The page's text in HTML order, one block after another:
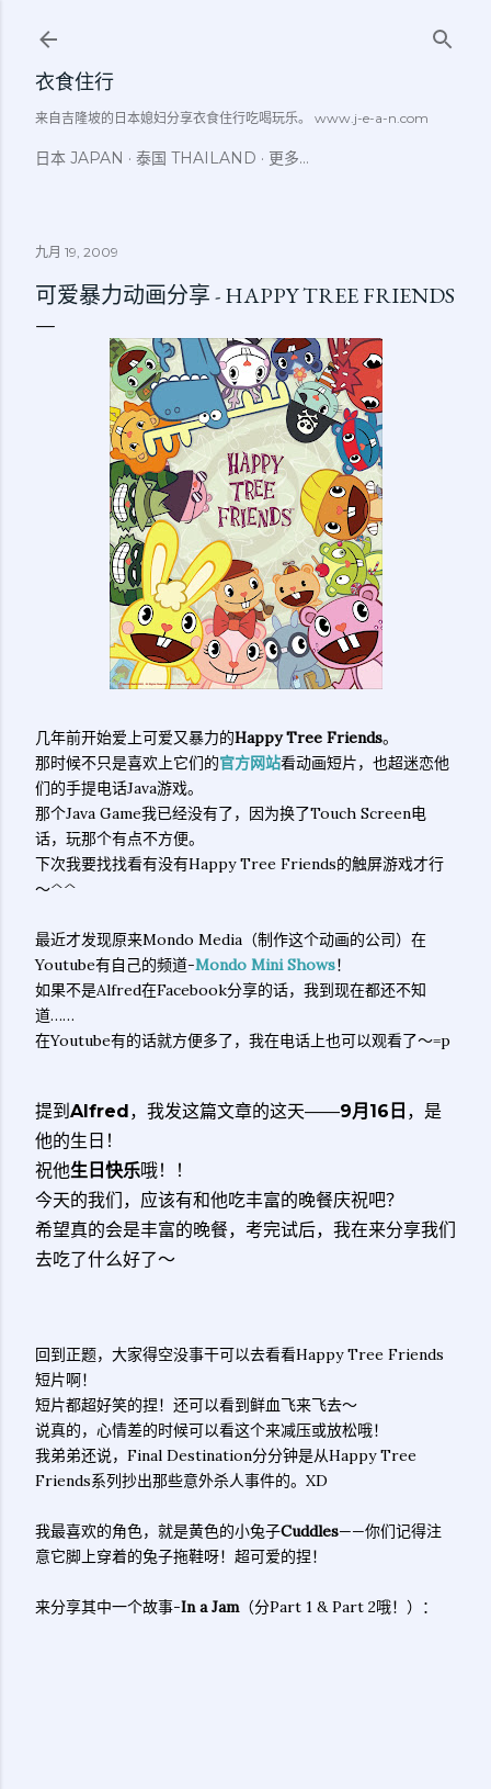
衣食住行
来自吉隆坡的日本媳妇分享衣食住行吃喝玩乐。 www.j-e-a-n.com
日本 JAPAN 泰国 THAILAND 更多…
九月 19, 2009
可爱暴力动画分享 - HAPPY TREE FRIENDS
几年前开始爱上可爱又暴力的Happy Tree Friends。
那时候不只是喜欢上它们的官方网站看动画短片，也超迷恋他
们的手提电话Java游戏。
那个Java Game我已经没有了，因为换了Touch Screen电
话，玩那个有点不方便。
下次我要找找看有没有Happy Tree Friends的触屏游戏才行
～^^
最近才发现原来Mondo Media（制作这个动画的公司）在
Youtube有自己的频道-Mondo Mini Shows！
如果不是Alfred在Facebook分享的话，我到现在都还不知
道……
在Youtube有的话就方便多了，我在电话上也可以观看了～=p
提到 Alfred，我发这篇文章的这天——9月16日 ，是
他的生日！
祝他生日快乐哦！！
今天的我们，应该有和他吃丰富的晚餐庆祝吧？
希望真的会是丰富的晚餐，考完试后，我在来分享我们
去吃了什么好了～
回到正题，大家得空没事干可以去看看Happy Tree Friends
短片啊！
短片都超好笑的捏！还可以看到鲜血飞来飞去～
说真的，心情差的时候可以看这个来减压或放松哦！
我弟弟还说，Final Destination分分钟是从Happy Tree
Friends系列抄出那些意外杀人事件的。XD
我最喜欢的角色，就是黄色的小兔子Cuddles——你们记得注
意它脚上穿着的兔子拖鞋呀！超可爱的捏！
来分享其中一个故事-In a Jam（分Part 1 & Part 2哦！）：